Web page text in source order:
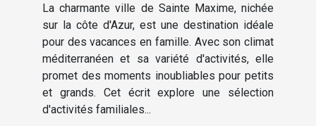
La charmante ville de Sainte Maxime, nichée
sur la côte d'Azur, est une destination idéale
pour des vacances en famille. Avec son climat
méditerranéen et sa variété d'activités, elle
promet des moments inoubliables pour petits
et grands. Cet écrit explore une sélection
d'activités familiales...